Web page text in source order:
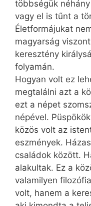
többségük
vagy el is tűnt a
Életformájukat
magyarság
keresztény
folyamán.
Hogyan volt ez
megtalálni azt a
ezt a népet
népével.
közös volt az
eszmények.
családok között.
alakultak. Ez a
valamilyen
volt, hanem a